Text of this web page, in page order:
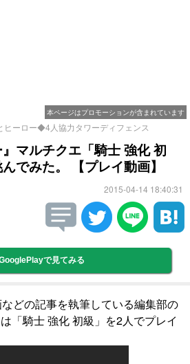
本ページはプロモーションが含まれています
ヒーロー◆4人協力タワーディフェンス
』マルチクエ「騎士 強化 初
でみた。 【プレイ動画】
2015-04-14 18:40:31
で見てみる
どの記事を執筆している編集部の
「騎士 強化 初級」を2人でプレイ